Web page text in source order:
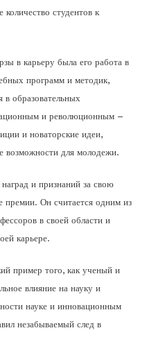
студентов к
в карьеру была его работа в
программ и методик,
в образовательных
и революционным –
и новаторские идеи,
возможности для молодежи.
и признаний за свою
премии. Он считается одним из
в своей области и
карьере.
пример того, как ученый и
влияние на науку и
науке и инновационным
незабываемый след в